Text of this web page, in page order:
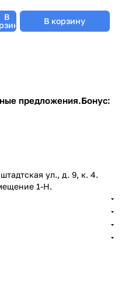
В
В корзину
предложения.Бонус:
ул., д. 9, к. 4.
1-Н.